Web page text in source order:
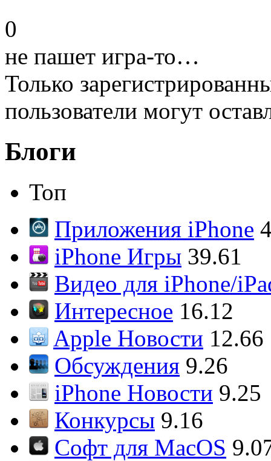
0
не пашет игра-то…
Только
пользователи могут
Блоги
Топ
Приложения iPhone
iPhone Игры 39.61
Видео для iPhone/
Интересное 16.12
Apple Новости 12.66
Обсуждения 9.26
iPhone Новости 9.25
Конкурсы 9.16
Софт для MacOS